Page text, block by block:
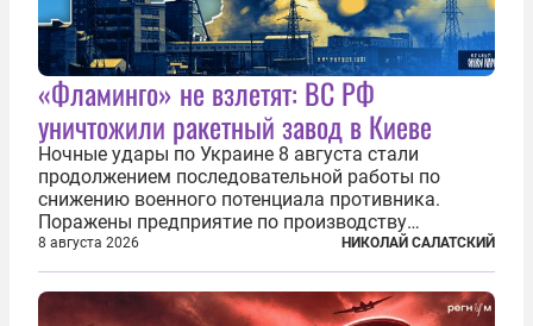
«Фламинго» не взлетят: ВС РФ
уничтожили ракетный завод в Киеве
Ночные удары по Украине 8 августа стали
продолжением последовательной работы по
снижению военного потенциала противника.
Поражены предприятие по производству
крылатых ракет, крупный склад топлива и два
сухогруза с военными грузами. Дополнительно
нанесены удары по объектам в ряде городов. В
Киеве...
8 августа 2026 НИКОЛАЙ САЛАТСКИЙ